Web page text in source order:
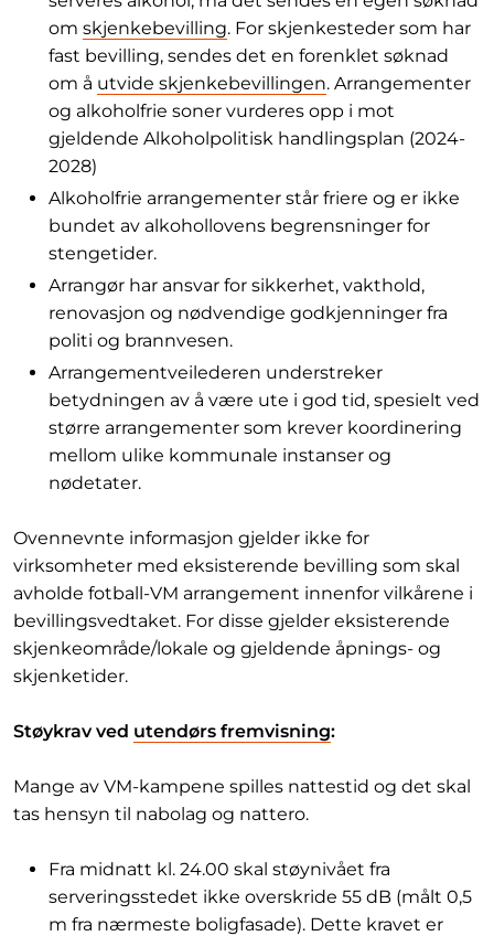
om skjenkebevilling. For skjenkesteder som har
fast bevilling, sendes det en forenklet søknad
om å utvide skjenkebevillingen. Arrangementer
og alkoholfrie soner vurderes opp i mot
gjeldende Alkoholpolitisk handlingsplan (2024-
2028)
Alkoholfrie arrangementer står friere og er ikke
bundet av alkohollovens begrensninger for
stengetider.
Arrangør har ansvar for sikkerhet, vakthold,
renovasjon og nødvendige godkjenninger fra
politi og brannvesen.
Arrangementveilederen understreker
betydningen av å være ute i god tid, spesielt ved
større arrangementer som krever koordinering
mellom ulike kommunale instanser og
nødetater.
Ovennevnte informasjon gjelder ikke for
virksomheter med eksisterende bevilling som skal
avholde fotball-VM arrangement innenfor vilkårene i
bevillingsvedtaket. For disse gjelder eksisterende
skjenkeområde/lokale og gjeldende åpnings- og
skjenketider.
Støykrav ved utendørs fremvisning:
Mange av VM-kampene spilles nattestid og det skal
tas hensyn til nabolag og nattero.
Fra midnatt kl. 24.00 skal støynivået fra
serveringsstedet ikke overskride 55 dB (målt 0,5
m fra nærmeste boligfasade). Dette kravet er